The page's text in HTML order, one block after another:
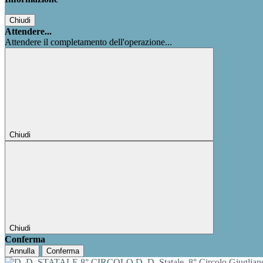
Chiudi
Attendere...
Attendere il completamento dell'operazione...
Chiudi
Chiudi
Conferma
Annulla Conferma